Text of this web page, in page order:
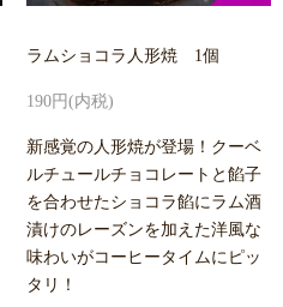
ラムショコラ人形焼 1個
190円(内税)
新感覚の人形焼が登場！クーベ
ルチュールチョコレートと餡子
を合わせたショコラ餡にラム酒
漬けのレーズンを加えた洋風な
味わいがコーヒータイムにピッ
タリ！